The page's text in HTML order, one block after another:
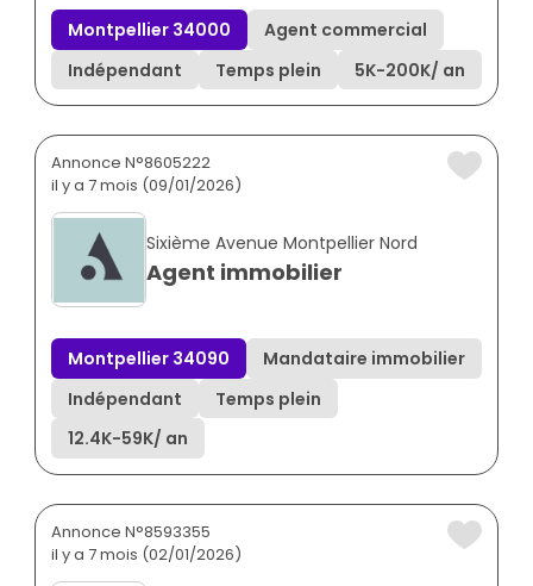
Montpellier 34000
Agent commercial
Indépendant
Temps plein 5K-200K/ an
Annonce N°8605222
il y a 7 mois (09/01/2026)
Sixième Avenue Montpellier Nord
Agent immobilier
Montpellier 34090
Mandataire immobilier
Indépendant
Temps plein
12.4K-59K/ an
Annonce N°8593355
il y a 7 mois (02/01/2026)